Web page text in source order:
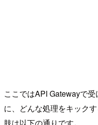
ここではAPI Gatewayで
に、どんな処理をキック